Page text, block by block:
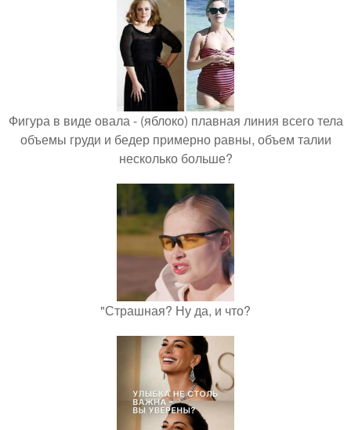
Фигура в виде овала - (яблоко) плавная линия всего тела
объемы груди и бедер примерно равны, объем талии
несколько больше?
"Страшная? Ну да, и что?